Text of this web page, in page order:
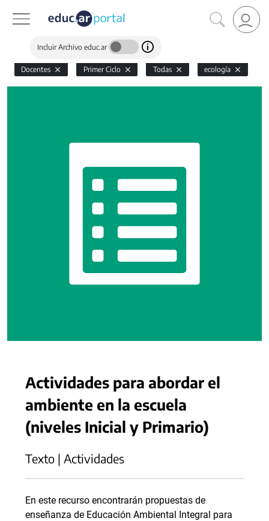
Incluir Archivo educ.ar
Docentes Primer Ciclo Todas ecología
Actividades para abordar el
ambiente en la escuela
(niveles Inicial y Primario)
Texto | Actividades
En este recurso encontrarán propuestas de
enseñanza de Educación Ambiental Integral para